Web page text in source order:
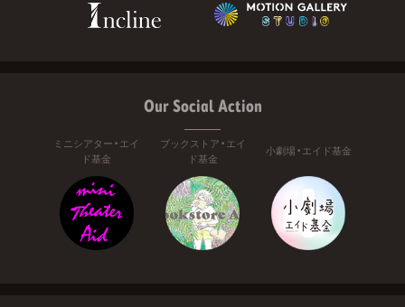
Our Social Action
ミニシアター・エイ
ド基金
ブックストア・エイ
ド基金
小劇場・エイド基金